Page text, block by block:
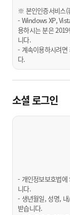
※ 본인인증서비스(
- Windows XP,
용하시는 분은
니다.
- 계속이용하시려
다.
소셜 로그인
- 개인정보보호법
니다.
- 생년월일, 성명,
받습니다.